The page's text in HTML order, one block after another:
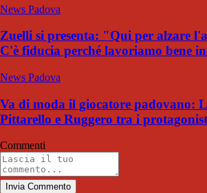
News Padova
Zuelli si presenta: "Qui per alzare
C'è fiducia perché lavoriamo bene
News Padova
Va di moda il giocatore padovano:
Pittarello e Ruggero tra i
Commenti
Invia Commento